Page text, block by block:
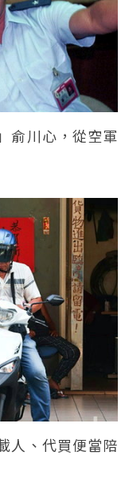
俞川心，從空軍
人、代買便當陪